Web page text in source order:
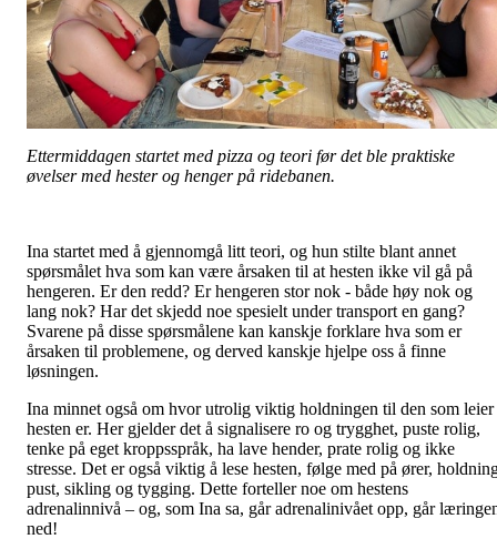
Ettermiddagen startet med pizza og teori før det ble praktiske
øvelser med hester og henger på ridebanen.
Ina startet med å gjennomgå litt teori, og hun stilte blant annet
spørsmålet hva som kan være årsaken til at hesten ikke vil gå på
hengeren. Er den redd? Er hengeren stor nok - både høy nok og
lang nok? Har det skjedd noe spesielt under transport en gang?
Svarene på disse spørsmålene kan kanskje forklare hva som er
årsaken til problemene, og derved kanskje hjelpe oss å finne
løsningen.
Ina minnet også om hvor utrolig viktig holdningen til den som leier
hesten er. Her gjelder det å signalisere ro og trygghet, puste rolig,
tenke på eget kroppsspråk, ha lave hender, prate rolig og ikke
stresse. Det er også viktig å lese hesten, følge med på ører,
pust, sikling og tygging. Dette forteller noe om hestens
adrenalinnivå – og, som Ina sa, går adrenalinivået opp, går
ned!